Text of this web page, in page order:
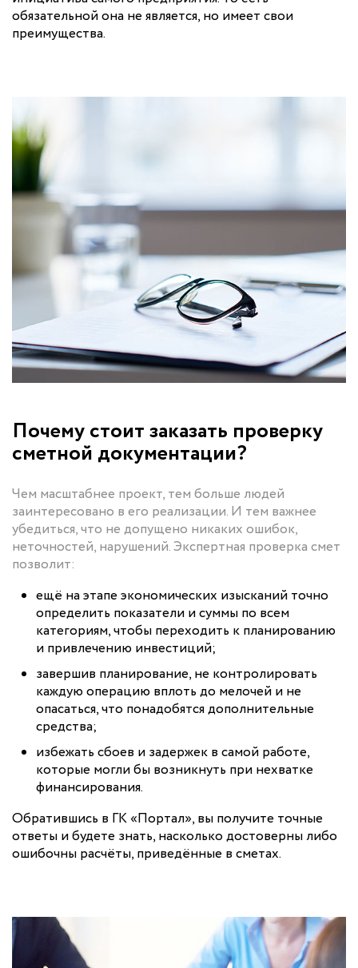
обязательной она не является, но имеет свои
преимущества.
Почему стоит заказать проверку
сметной документации?
Чем масштабнее проект, тем больше людей
заинтересовано в его реализации. И тем важнее
убедиться, что не допущено никаких ошибок,
неточностей, нарушений. Экспертная проверка смет
позволит:
ещё на этапе экономических изысканий точно
определить показатели и суммы по всем
категориям, чтобы переходить к планированию
и привлечению инвестиций;
завершив планирование, не контролировать
каждую операцию вплоть до мелочей и не
опасаться, что понадобятся дополнительные
средства;
избежать сбоев и задержек в самой работе,
которые могли бы возникнуть при нехватке
финансирования.
Обратившись в ГК «Портал», вы получите точные
ответы и будете знать, насколько достоверны либо
ошибочны расчёты, приведённые в сметах.